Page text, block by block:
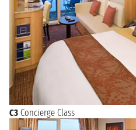
C3 Concierge Class